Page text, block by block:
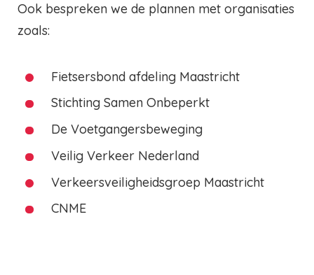
Ook bespreken we de plannen met organisaties
zoals:
Fietsersbond afdeling Maastricht
Stichting Samen Onbeperkt
De Voetgangersbeweging
Veilig Verkeer Nederland
Verkeersveiligheidsgroep Maastricht
CNME